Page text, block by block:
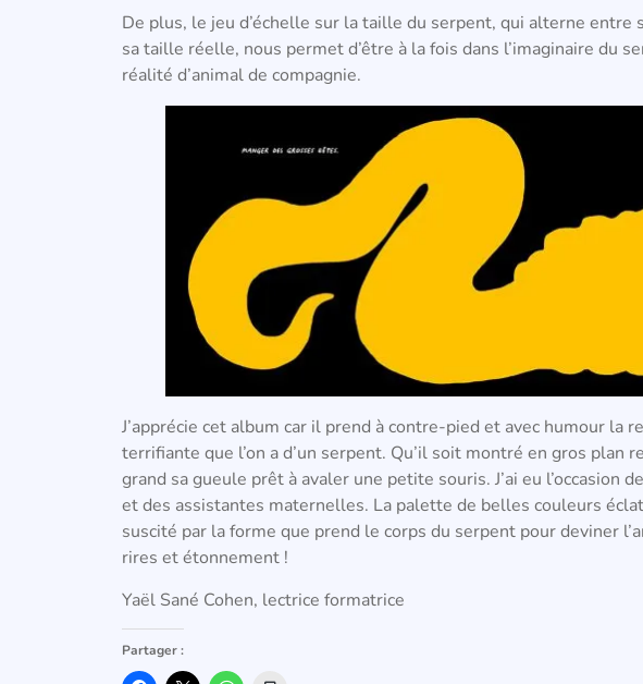
De plus, le jeu d’échelle sur la taille du serpent, qui alterne
sa taille réelle, nous permet d’être à la fois dans l’imaginaire du
réalité d’animal de compagnie.
J’apprécie cet album car il prend à contre-pied et avec humour
terrifiante que l’on a d’un serpent. Qu’il soit montré en gros plan
grand sa gueule prêt à avaler une petite souris. J’ai eu l’occasion
et des assistantes maternelles. La palette de belles couleurs
suscité par la forme que prend le corps du serpent pour deviner
rires et étonnement !
Yaël Sané Cohen, lectrice formatrice
Partager :